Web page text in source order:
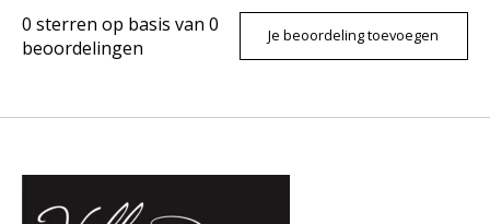
0 sterren op basis van 0
beoordelingen
Je beoordeling toevoegen